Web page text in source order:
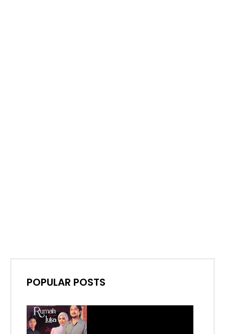
POPULAR POSTS